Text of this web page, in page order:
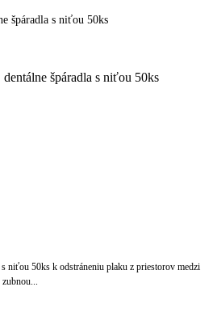
špáradla s niťou 50ks
niťou 50ks k odstráneniu plaku z priestorov medzi